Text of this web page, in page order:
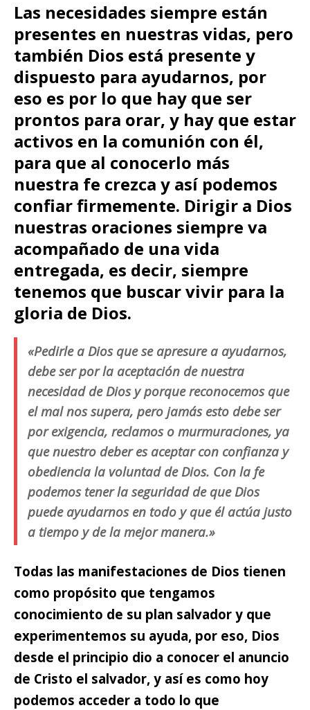
Las necesidades siempre están
presentes en nuestras vidas, pero
también Dios está presente y
dispuesto para ayudarnos, por
eso es por lo que hay que ser
prontos para orar, y hay que estar
activos en la comunión con él,
para que al conocerlo más
nuestra fe crezca y así podemos
confiar firmemente. Dirigir a Dios
nuestras oraciones siempre va
acompañado de una vida
entregada, es decir, siempre
tenemos que buscar vivir para la
gloria de Dios.
«Pedirle a Dios que se apresure a ayudarnos,
debe ser por la aceptación de nuestra
necesidad de Dios y porque reconocemos que
el mal nos supera, pero jamás esto debe ser
por exigencia, reclamos o murmuraciones, ya
que nuestro deber es aceptar con confianza y
obediencia la voluntad de Dios. Con la fe
podemos tener la seguridad de que Dios
puede ayudarnos en todo y que él actúa justo
a tiempo y de la mejor manera.»
Todas las manifestaciones de Dios tienen
como propósito que tengamos
conocimiento de su plan salvador y que
experimentemos su ayuda, por eso, Dios
desde el principio dio a conocer el anuncio
de Cristo el salvador, y así es como hoy
podemos acceder a todo lo que